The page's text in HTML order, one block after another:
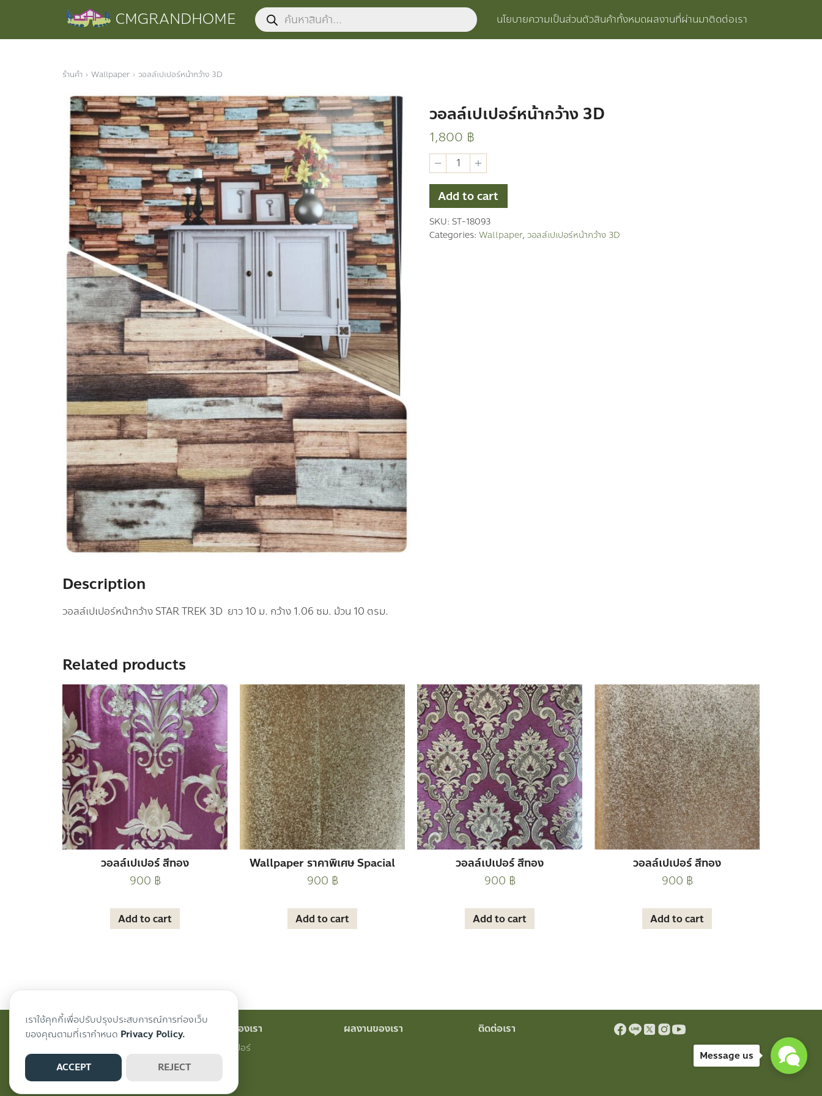
content
CMGRANDHOME Products
search นโยบายความเป็นส่วนตัวสินค้าทั้งหมดผลงานที่ผ่านมาติดต่อเรา
ร้านค้า › Wallpaper › วอลล์เปเปอร์หน้ากว้าง 3D
วอลล์เปเปอร์หน้ากว้าง 3D
1,800 ฿
วอ
ลล์
เปเปอร์
หน้า
กว้าง
3D
quantity
Add to cart
SKU: ST-18093
Categories: Wallpaper, วอลล์เปเปอร์หน้ากว้าง 3D
Description
วอลล์เปเปอร์หน้ากว้าง STAR TREK 3D ยาว 10 ม. กว้าง 1.06 ซม. ม้วน 10 ตรม.
Related products
วอลล์เปเปอร์ สีทอง
900 ฿
Add to cart
Wallpaper ราคาพิเศษ Spacial
900 ฿
Add to cart
วอลล์เปเปอร์ สีทอง
900 ฿
Add to cart
วอลล์เปเปอร์ สีทอง
900 ฿
Add to cart
สินค้าของเรา
วอลเปเปอร์
ผลงานของเรา ติดต่อเรา
Message us
เราใช้คุกกี้เพื่อปรับปรุงประสบการณ์การท่องเว็บ
ของคุณตามที่เรากำหนด Privacy Policy.
ACCEPT REJECT